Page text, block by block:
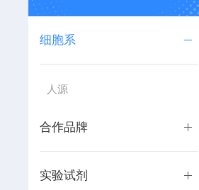
细胞系
人源
合作品牌
实验试剂